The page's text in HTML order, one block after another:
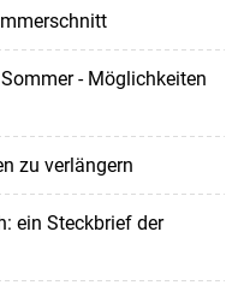
- Möglichkeiten
zu verlängern
ein Steckbrief der